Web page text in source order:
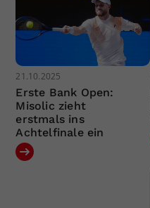
21.10.2025
Erste Bank Open:
Misolic zieht
erstmals ins
Achtelfinale ein